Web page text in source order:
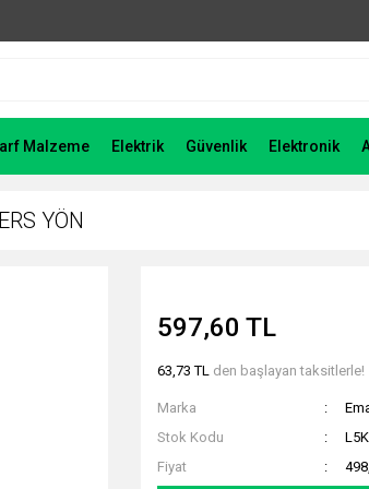
Malzeme Elektrik Güvenlik Elektronik
YÖN
597,60 TL
63,73 TL den başlayan taksitlerle!
Marka
Stok Kodu
Fiyat